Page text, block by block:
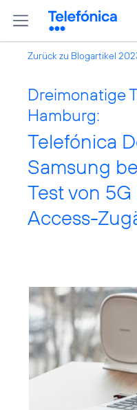
Zurück zu Blogartikel
Dreimonatige
Hamburg:
Telefónica
Samsung
Test von
Access-